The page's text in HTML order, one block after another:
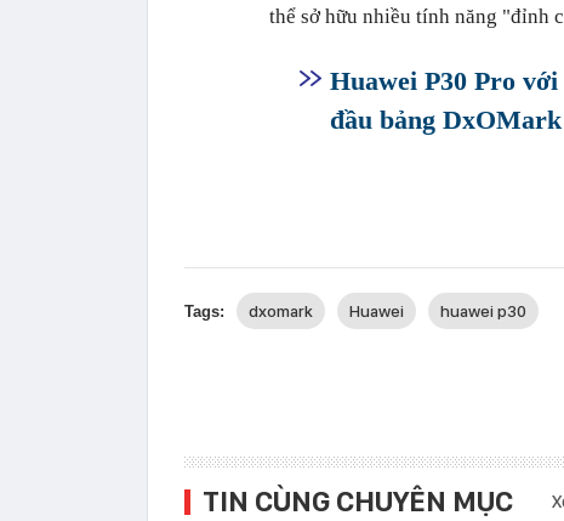
thể sở hữu nhiều tính năng "đỉnh
Huawei P30 Pro
đầu bảng
Tags: dxomark Huawei huawei p30
TIN CÙNG CHUYÊN MỤC